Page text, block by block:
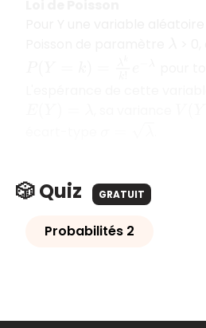
🎲 Quiz GRATUIT
Probabilités 2